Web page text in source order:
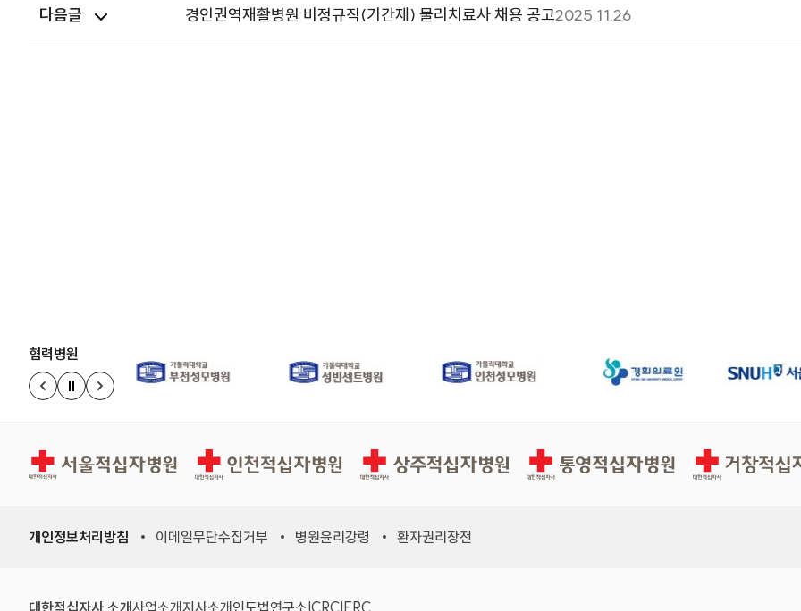
다음글 경인권역재활병원 비정규직(기간제) 물리치료사 채용 공고2025.11.26
협력병원
이전 슬라이드
정지
다음 슬라이드
경인권역재활병원 인천적십자병원 상주적십자병원 통영적십자병원 거창적십자병원
개인정보처리방침 이메일무단수집거부 병원윤리강령 환자권리장전
대한적십자사 소개사업소개지사소개 인도법연구소 ICRC IFRC